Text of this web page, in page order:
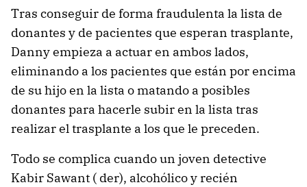
Tras conseguir de forma fraudulenta la lista de
donantes y de pacientes que esperan trasplante,
Danny empieza a actuar en ambos lados,
eliminando a los pacientes que están por encima
de su hijo en la lista o matando a posibles
donantes para hacerle subir en la lista tras
realizar el trasplante a los que le preceden.
Todo se complica cuando un joven detective
Kabir Sawant ( der), alcohólico y recién